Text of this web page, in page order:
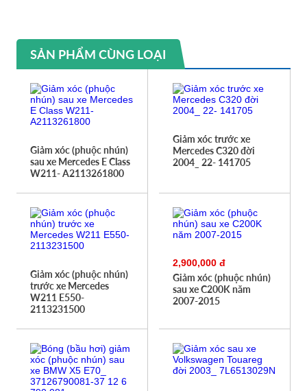
SẢN PHẨM CÙNG LOẠI
Giảm xóc (phuộc nhún)
sau xe Mercedes E Class
W211- A2113261800
Giảm xóc trước xe
Mercedes C320 đời
2004_ 22- 141705
Giảm xóc (phuộc nhún)
trước xe Mercedes
W211 E550-
2113231500
2,900,000 đ
Giảm xóc (phuộc nhún)
sau xe C200K năm
2007-2015